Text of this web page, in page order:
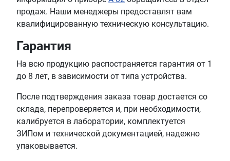
продаж. Наши менеджеры предоставлят вам
квалифицированную техническую консультацию.
Гарантия
На всю продукцию распостраняется гарантия от 1
до 8 лет, в зависимости от типа устройства.
После подтверждения заказа товар достается со
склада, перепроверяется и, при необходимости,
калибруется в лаборатории, комплектуется
ЗИПом и технической документацией, надежно
упаковывается.